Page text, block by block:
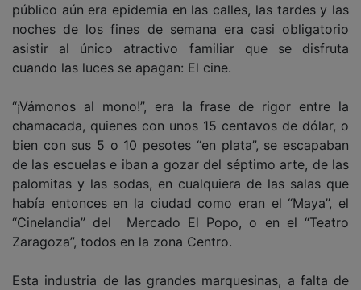
público aún era epidemia en las calles, las tardes y las
noches de los fines de semana era casi obligatorio
asistir al único atractivo familiar que se disfruta
cuando las luces se apagan: El cine.
“¡Vámonos al mono!”, era la frase de rigor entre la
chamacada, quienes con unos 15 centavos de dólar, o
bien con sus 5 o 10 pesotes “en plata”, se escapaban
de las escuelas e iban a gozar del séptimo arte, de las
palomitas y las sodas, en cualquiera de las salas que
había entonces en la ciudad como eran el “Maya”, el
“Cinelandia” del Mercado El Popo, o en el “Teatro
Zaragoza”, todos en la zona Centro.
Esta industria de las grandes marquesinas, a falta de